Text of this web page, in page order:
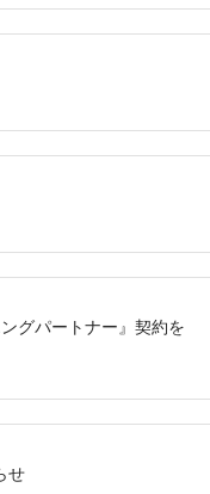
グパートナー』契約を
せ